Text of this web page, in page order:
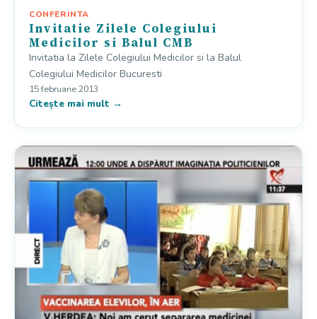
CONFERINTA
Invitatie Zilele Colegiului
Medicilor si Balul CMB
Invitatia la Zilele Colegiului Medicilor si la Balul
Colegiului Medicilor Bucuresti
15 februarie 2013
Citește mai mult →